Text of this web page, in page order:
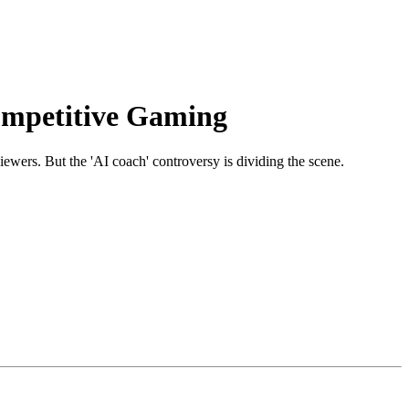
Gaming
But the 'AI coach' controversy is dividing the scene.